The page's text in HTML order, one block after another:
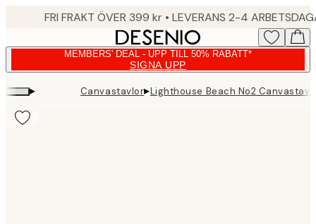
FRI FRAKT ÖVER 399 kr • LEVERANS 2-4
MEMBERS' DEAL - UPP TILL 50% RABATT*
SIGNA UPP
▸ Canvastavlor▸Lighthouse Beach No2